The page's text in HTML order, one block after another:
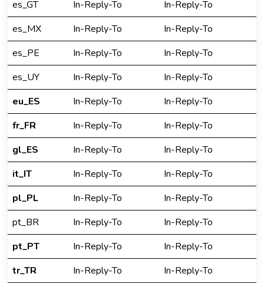
es_GT
In-Reply-To
In-Reply-To
es_MX
In-Reply-To
In-Reply-To
es_PE
In-Reply-To
In-Reply-To
es_UY
In-Reply-To
In-Reply-To
eu_ES
In-Reply-To
In-Reply-To
fr_FR
In-Reply-To
In-Reply-To
gl_ES
In-Reply-To
In-Reply-To
it_IT
In-Reply-To
In-Reply-To
pl_PL
In-Reply-To
In-Reply-To
pt_BR
In-Reply-To
In-Reply-To
pt_PT
In-Reply-To
In-Reply-To
tr_TR
In-Reply-To
In-Reply-To